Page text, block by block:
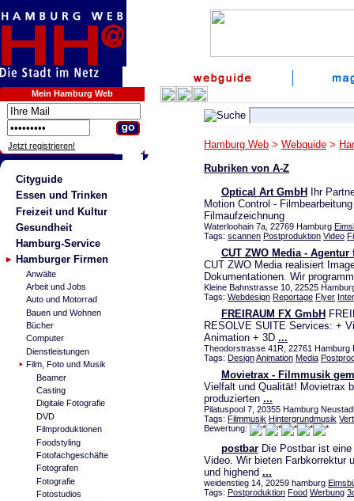
Mein Hamburg Web
Jetzt registrieren!
Cityguide
Essen und Trinken
Freizeit und Kultur
Gesundheit
Hamburg-Service
Hamburger Firmen
Anwälte
Arbeit und Jobs
Auto und Motorrad
Bauen und Wohnen
Bücher
Computer
Dienstleistungen
Film, Foto und Musik
Beamer
Casting
Digitale Fotografie
DVD
Filmproduktionen
Foodstyling
Fotofachgeschäfte
Fotografen
Fotografie
Fotostudios
Hamburg Web > Webguide >
Rubriken von A-Z
Optical Art GmbH
Ihr
Motion Control -
Filmaufzeichnung
Waterloohain 7a, 22769 Hamburg
Tags: scannen Postproduktion Video
CUT ZWO Media -
CUT ZWO Media realisiert
Dokumentationen. Wir
Kleine Bahnstrasse 10, 22525
Tags: Webdesign Reportage Flyer
FREIRAUM FX GmbH
RESOLVE SUITE Services: +
Animation + 3D ...
Theodorstrasse 41R, 22761 Hamburg
Tags: DesignAnimation Media
Movietrax - Filmmusik
Vielfalt und Qualität! Movietrax
produzierten ...
Pilatuspool 7, 20355 Hamburg
Tags: Filmmusik Hintergrundmusik
Bewertung:
postbar Die Postbar ist
Video. Wir bieten Farbkorrektur
und highend ...
weidenstieg 14, 20259 hamburg
Tags: Postproduktion Food Werbung